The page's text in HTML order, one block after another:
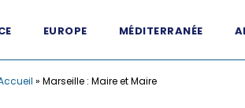
EUROPE MÉDITERRANÉE
» Marseille : Maire et Maire